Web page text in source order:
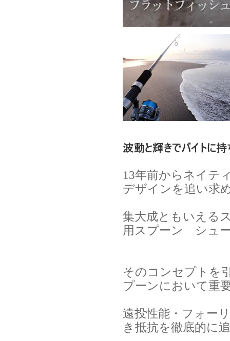
13年前からネイテ
デザインを追い求
集大成ともいえる
用スプーン シュ
そのコンセプトを
プーンにおいて重
遠投性能・フォー
き抵抗を徹底的に